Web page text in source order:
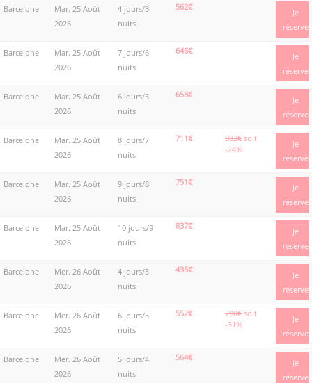
Barcelone
Mar. 25 Août
2026
4 jours/3
nuits
562€
Je
réserve
Barcelone
Mar. 25 Août
2026
7 jours/6
nuits
646€
Je
réserve
Barcelone
Mar. 25 Août
2026
6 jours/5
nuits
658€
Je
réserve
Barcelone
Mar. 25 Août
2026
8 jours/7
nuits
711€ 932€ soit
-24%
Je
réserve
Barcelone
Mar. 25 Août
2026
9 jours/8
nuits
751€
Je
réserve
Barcelone
Mar. 25 Août
2026
10 jours/9
nuits
837€
Je
réserve
Barcelone
Mer. 26 Août
2026
4 jours/3
nuits
435€
Je
réserve
Barcelone
Mer. 26 Août
2026
6 jours/5
nuits
552€ 790€ soit
-31%
Je
réserve
Barcelone
Mer. 26 Août
2026
5 jours/4
nuits
564€
Je
réserve